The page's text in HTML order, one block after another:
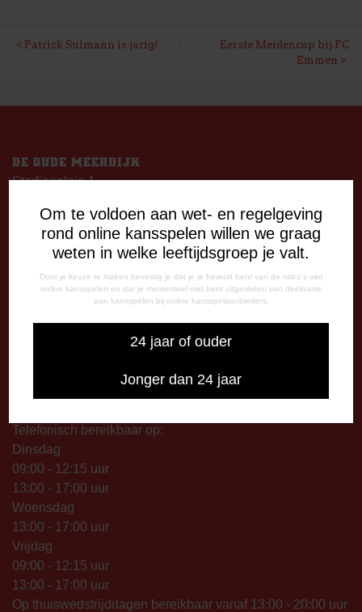
Om te voldoen aan wet- en regelgeving
rond online kansspelen willen we graag
weten in welke leeftijdsgroep je valt.
Door je keuze te maken bevestig je dat je je bewust bent van de risico's van
online kansspelen en dat je momenteel niet bent uitgesloten van deelname
aan kansspelen bij online kansspelaanbieders.
24 jaar of ouder
Jonger dan 24 jaar
BERICHT
Patrick Sulmann is jarig!
Eerste Meidencup bij FC
Emmen
DE OUDE MEERDIJK
Stadionplein 1
OPENINGSTIJDEN
De Oude Meerdijk
Maandag: 09.00 – 17.00 uur
Dinsdag t/m vrijdag:
Op thuiswedstrijddagen geopend vanaf 13.00 uur (i.p.v.
Telefonisch bereikbaar op:
Dinsdag
09:00 - 12:15 uur
13:00 - 17:00 uur
Woensdag
13:00 - 17:00 uur
Vrijdag
09:00 - 12:15 uur
13:00 - 17:00 uur
Op thuiswedstrijddagen bereikbaar vanaf 13:00 - 20:00 uur